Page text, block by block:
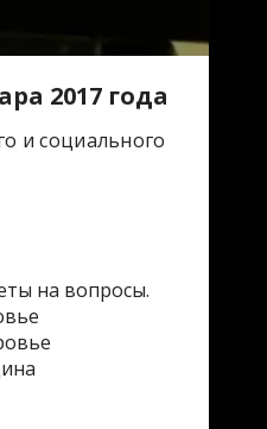
2017 года
и социального
на вопросы.